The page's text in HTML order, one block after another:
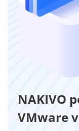
NAKIVO
VMware